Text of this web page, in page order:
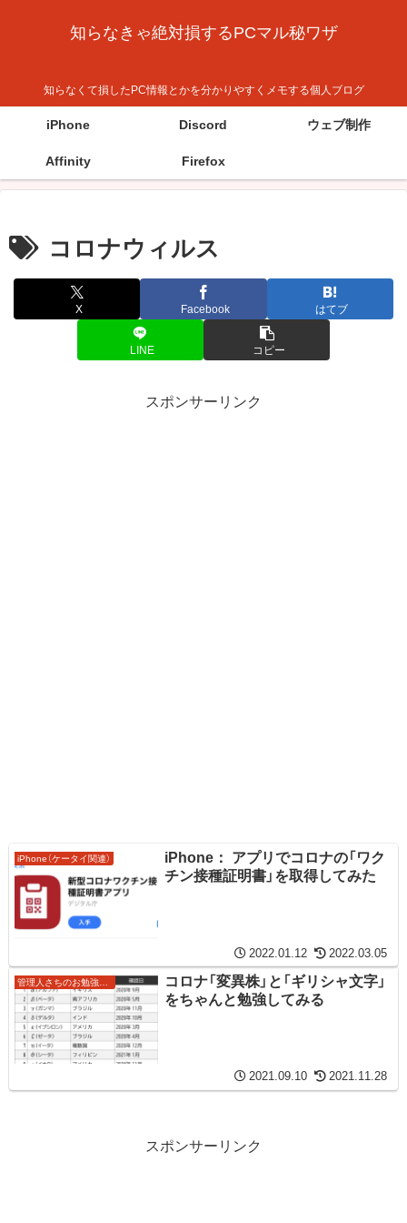
知らなきゃ絶対損するPCマル秘ワザ
知らなくて損したPC情報とかを分かりやすくメモする個人ブログ
iPhone Discord ウェブ制作
Affinity Firefox
コロナウィルス
X Facebook はてブ
LINE コピー
スポンサーリンク
iPhone（ケータイ関連）
iPhone： アプリでコロナの「ワク
チン接種証明書」を取得してみた
2022.01.12 2022.03.05
コロナ「変異株」と「ギリシャ文字」
をちゃんと勉強してみる
2021.09.10 2021.11.28
スポンサーリンク